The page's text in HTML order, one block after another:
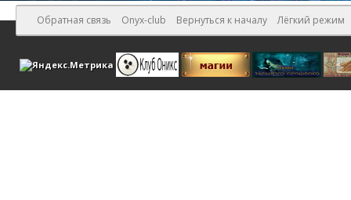
Обратная связь Onyx-club Вернуться к началу Лёгкий режим